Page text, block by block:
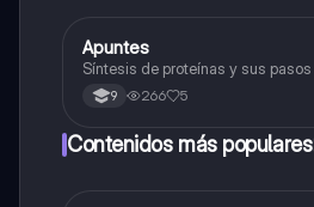
Biologia
Apuntes
Síntesis de proteínas y sus pasos
9 266 5
Contenidos más populares